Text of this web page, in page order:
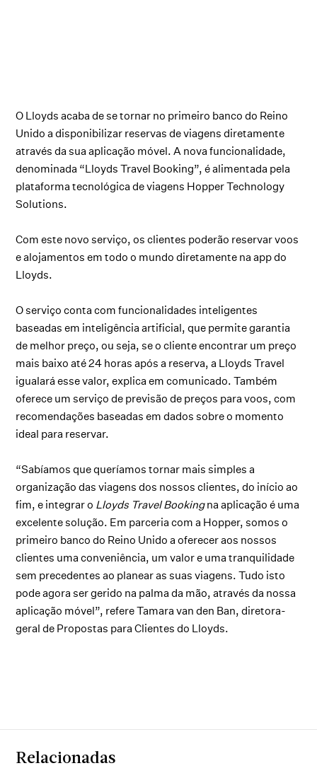
O Lloyds acaba de se tornar no primeiro banco do Reino
Unido a disponibilizar reservas de viagens diretamente
através da sua aplicação móvel. A nova funcionalidade,
denominada “Lloyds Travel Booking”, é alimentada pela
plataforma tecnológica de viagens Hopper Technology
Solutions.
Com este novo serviço, os clientes poderão reservar voos
e alojamentos em todo o mundo diretamente na app do
Lloyds.
O serviço conta com funcionalidades inteligentes
baseadas em inteligência artificial, que permite garantia
de melhor preço, ou seja, se o cliente encontrar um preço
mais baixo até 24 horas após a reserva, a Lloyds Travel
igualará esse valor, explica em comunicado. Também
oferece um serviço de previsão de preços para voos, com
recomendações baseadas em dados sobre o momento
ideal para reservar.
“Sabíamos que queríamos tornar mais simples a
organização das viagens dos nossos clientes, do início ao
fim, e integrar o Lloyds Travel Bookingna aplicação é uma
excelente solução. Em parceria com a Hopper, somos o
primeiro banco do Reino Unido a oferecer aos nossos
clientes uma conveniência, um valor e uma tranquilidade
sem precedentes ao planear as suas viagens. Tudo isto
pode agora ser gerido na palma da mão, através da nossa
aplicação móvel”, refere Tamara van den Ban, diretora-
geral de Propostas para Clientes do Lloyds.
Relacionadas